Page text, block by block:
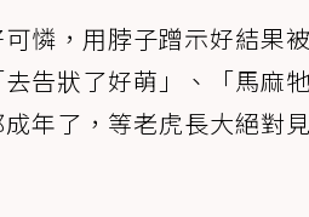
憐，用脖子蹭示好結果
告狀了好萌」、「馬麻
年了，等老虎長大絕對